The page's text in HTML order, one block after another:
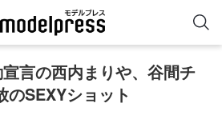
言の西内まりや、谷間チ
のSEXYショット